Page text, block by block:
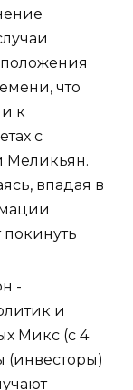
что
к
с
Меликьян.
впадая в
покинуть
-
и
Микс (с 4
(инвесторы)